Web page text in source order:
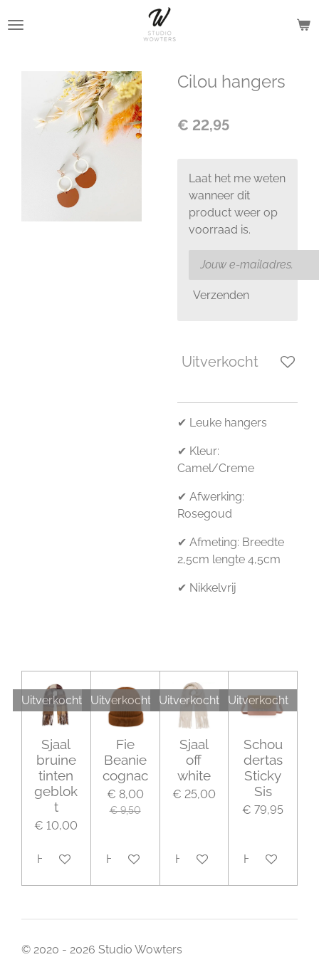
direct
hoofdinhoud
Cilou hangers
€ 22,95
Laat het me weten
wanneer dit
product weer op
voorraad is.
Verzenden
Uitverkocht
✔ Leuke hangers
✔ Kleur:
Camel/Creme
✔ Afwerking:
Rosegoud
✔ Afmeting: Breedte
2,5cm lengte 4,5cm
✔ Nikkelvrij
Uitverkocht
Sjaal
bruine
tinten
geblok
t
€ 10,00
Houd mij op de hoogte
Uitverkocht
Fie
Beanie
cognac
€ 8,00
€ 9,50
Houd mij op de hoogte
Uitverkocht
Sjaal
off
white
€ 25,00
Houd mij op de hoogte
Uitverkocht
Schou
dertas
Sticky
Sis
€ 79,95
Houd mij op
© 2020 - 2026 Studio Wowters